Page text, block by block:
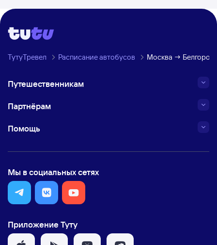
ТутуТревел Расписание автобусов Москва → Белгород
Путешественникам
Партнёрам
Помощь
Мы в социальных сетях
Приложение Туту